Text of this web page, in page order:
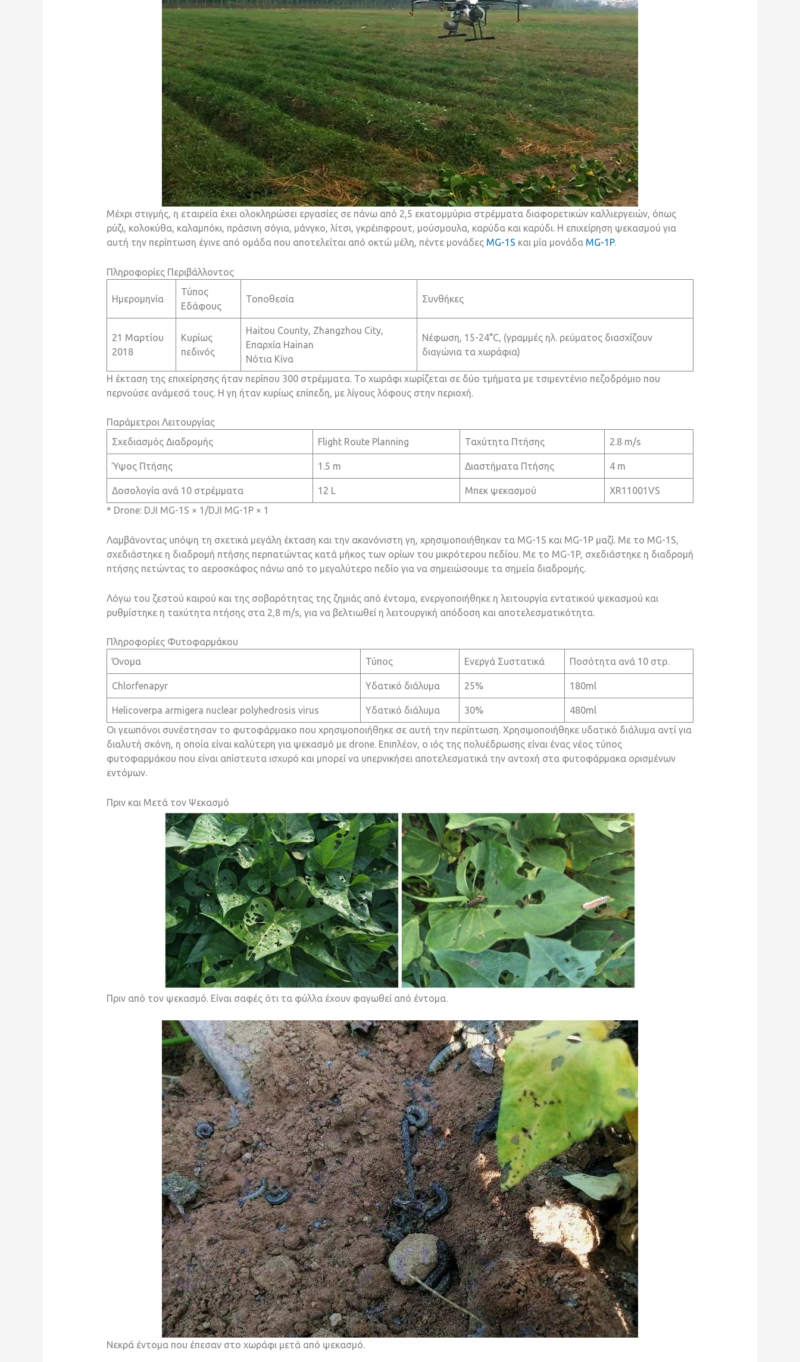
Μέχρι στιγμής, η εταιρεία έχει ολοκληρώσει εργασίες σε πάνω από 2,5 εκατομμύρια στρέμματα διαφορετικών καλλιεργειών, όπως
ρύζι, κολοκύθα, καλαμπόκι, πράσινη σόγια, μάνγκο, λίτσι, γκρέιπφρουτ, μούσμουλα, καρύδα και καρύδι. Η επιχείρηση ψεκασμού για
αυτή την περίπτωση έγινε από ομάδα που αποτελείται από οκτώ μέλη, πέντε μονάδες MG-1S και μία μονάδα MG-1P.
Πληροφορίες Περιβάλλοντος
Ημερομηνία
Τύπος
Εδάφους
Τοποθεσία Συνθήκες
21 Μαρτίου
2018
Κυρίως
πεδινός
Haitou County, Zhangzhou City,
Επαρχία Hainan
Νότια Κίνα
Νέφωση, 15-24°C, (γραμμές ηλ. ρεύματος διασχίζουν
διαγώνια τα χωράφια)
Η έκταση της επιχείρησης ήταν περίπου 300 στρέμματα. Το χωράφι χωρίζεται σε δύο τμήματα με τσιμεντένιο πεζοδρόμιο που
περνούσε ανάμεσά τους. Η γη ήταν κυρίως επίπεδη, με λίγους λόφους στην περιοχή.
Παράμετροι Λειτουργίας
Σχεδιασμός Διαδρομής
Flight Route Planning Ταχύτητα Πτήσης 2.8 m/s
Ύψος Πτήσης 1.5 m Διαστήματα Πτήσης 4 m
Δοσολογία ανά 10 στρέμματα 12 L Μπεκ ψεκασμού
XR11001VS
* Drone: DJI MG-1S × 1/DJI MG-1P × 1
Λαμβάνοντας υπόψη τη σχετικά μεγάλη έκταση και την ακανόνιστη γη, χρησιμοποιήθηκαν τα MG-1S και MG-1P μαζί. Με το MG-1S,
σχεδιάστηκε η διαδρομή πτήσης περπατώντας κατά μήκος των ορίων του μικρότερου πεδίου. Με το MG-1P, σχεδιάστηκε η διαδρομή
πτήσης πετώντας το αεροσκάφος πάνω από το μεγαλύτερο πεδίο για να σημειώσουμε τα σημεία διαδρομής.
Λόγω του ζεστού καιρού και της σοβαρότητας της ζημιάς από έντομα, ενεργοποιήθηκε η λειτουργία εντατικού ψεκασμού και
ρυθμίστηκε η ταχύτητα πτήσης στα 2,8 m/s, για να βελτιωθεί η λειτουργική απόδοση και αποτελεσματικότητα.
Πληροφορίες Φυτοφαρμάκου
Όνομα
Τύπος Ενεργά Συστατικά Ποσότητα ανά 10 στρ.
Chlorfenapyr Υδατικό διάλυμα 25% 180ml
Helicoverpa armigera nuclear polyhedrosis virus Υδατικό διάλυμα 30%
480ml
Οι γεωπόνοι συνέστησαν το φυτοφάρμακο που χρησιμοποιήθηκε σε αυτή την περίπτωση. Χρησιμοποιήθηκε υδατικό διάλυμα αντί για
διαλυτή σκόνη, η οποία είναι καλύτερη για ψεκασμό με drone. Επιπλέον, ο ιός της πολυέδρωσης είναι ένας νέος τύπος
φυτοφαρμάκου που είναι απίστευτα ισχυρό και μπορεί να υπερνικήσει αποτελεσματικά την αντοχή στα φυτοφάρμακα ορισμένων
εντόμων.
Πριν και Μετά τον Ψεκασμό
Πριν από τον ψεκασμό. Είναι σαφές ότι τα φύλλα έχουν φαγωθεί από έντομα.
Νεκρά έντομα που έπεσαν στο χωράφι μετά από ψεκασμό.